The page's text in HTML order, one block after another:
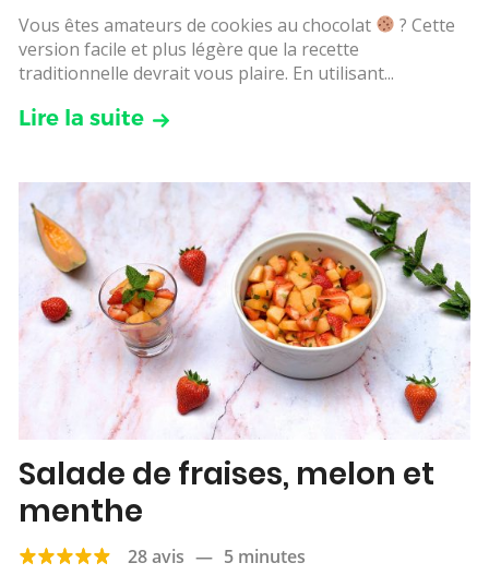
Vous êtes amateurs de cookies au chocolat
? Cette
version facile et plus légère que la recette
traditionnelle devrait vous plaire. En utilisant...
Lire la suite
Salade de fraises, melon et
menthe
28 avis — 5 minutes